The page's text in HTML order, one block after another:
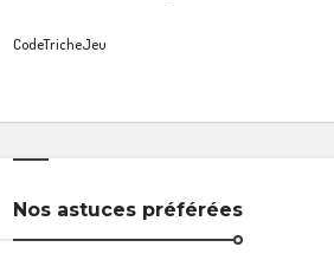
CodeTricheJeu
Nos astuces préférées